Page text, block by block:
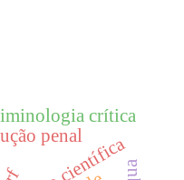
penal
crítica